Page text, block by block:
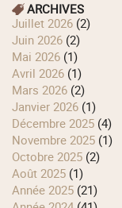
ARCHIVES
juillet 2026 (2)
juin 2026 (2)
mai 2026 (1)
avril 2026 (1)
mars 2026 (2)
janvier 2026 (1)
décembre 2025 (4)
novembre 2025 (1)
octobre 2025 (2)
août 2025 (1)
année 2025 (21)